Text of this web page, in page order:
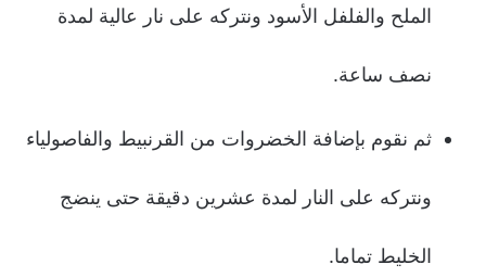
الملح والفلفل الأسود ونتركه على نار عالية لمدة
نصف ساعة.
ثم نقوم بإضافة الخضروات من القرنبيط والفاصولياء
ونتركه على النار لمدة عشرين دقيقة حتى ينضج
الخليط تماما.